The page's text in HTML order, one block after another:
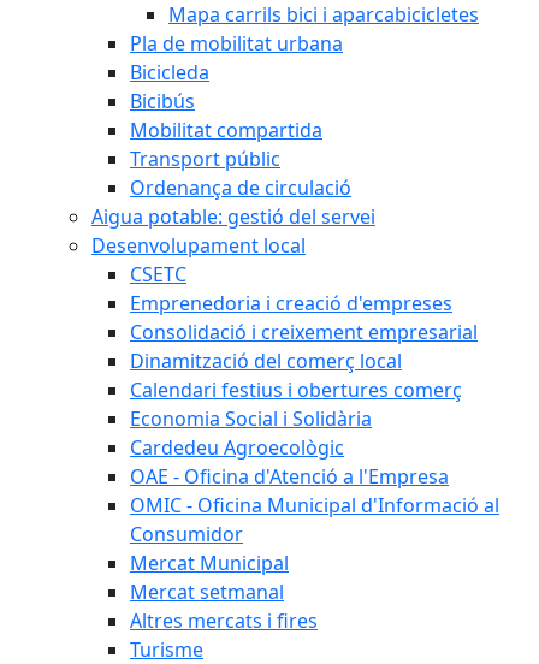
Mapa carrils bici i aparcabicicletes
Pla de mobilitat urbana
Bicicleda
Bicibús
Mobilitat compartida
Transport públic
Ordenança de circulació
Aigua potable: gestió del servei
Desenvolupament local
CSETC
Emprenedoria i creació d'empreses
Consolidació i creixement empresarial
Dinamització del comerç local
Calendari festius i obertures comerç
Economia Social i Solidària
Cardedeu Agroecològic
OAE - Oficina d'Atenció a l'Empresa
OMIC - Oficina Municipal d'Informació al
Consumidor
Mercat Municipal
Mercat setmanal
Altres mercats i fires
Turisme